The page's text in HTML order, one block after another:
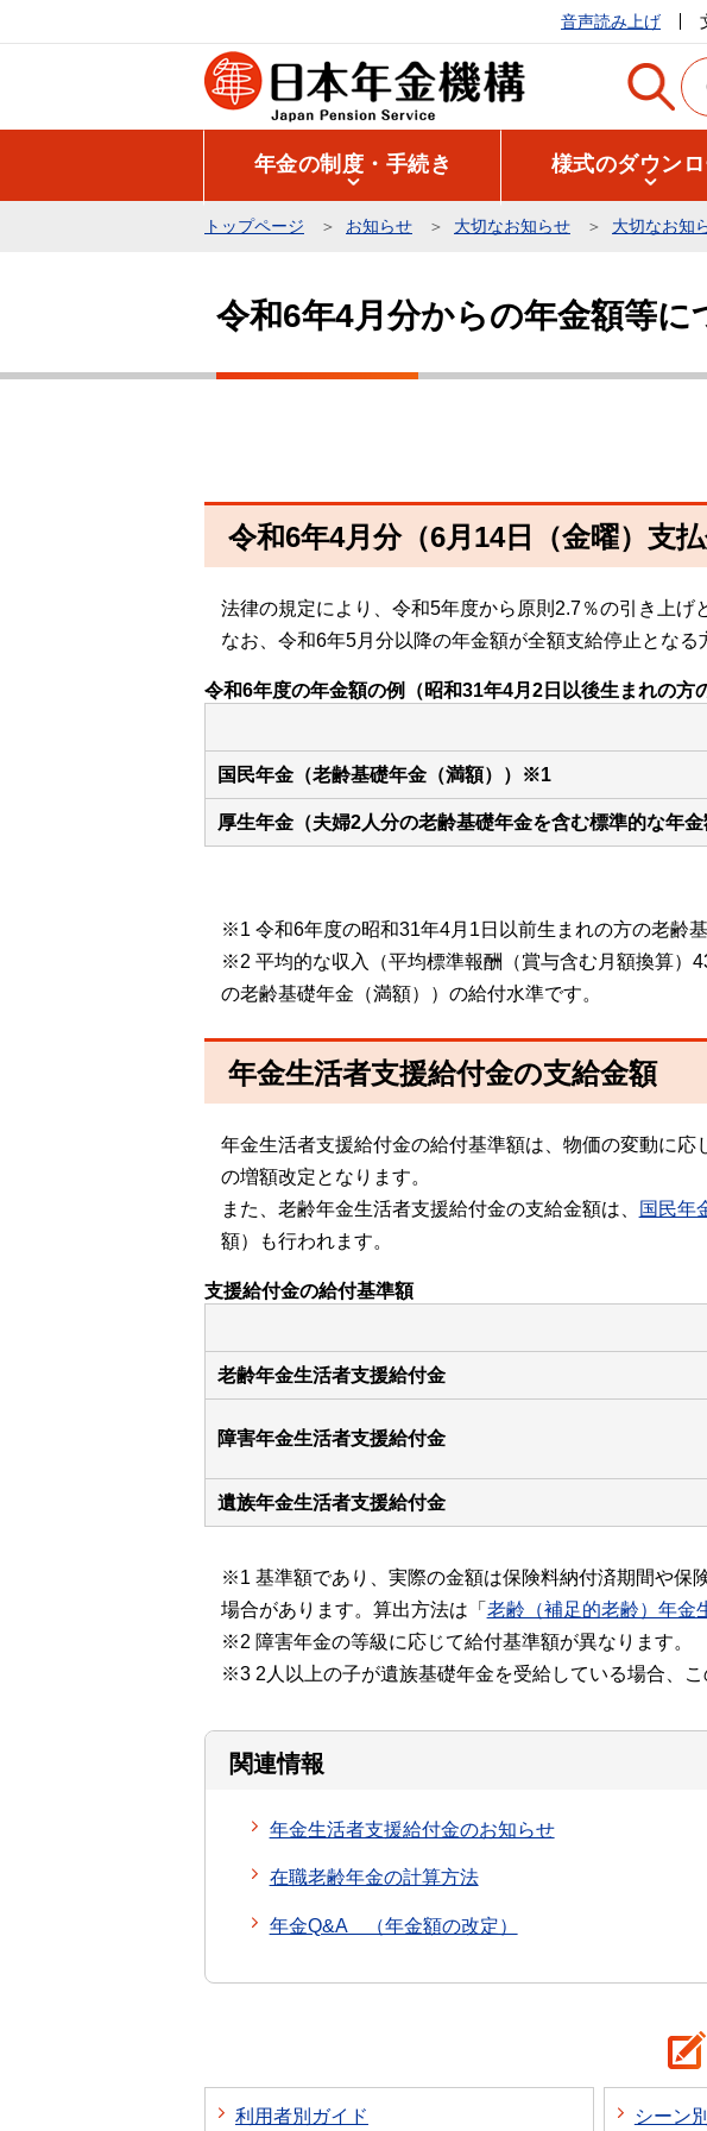
の
音声読み上げ
年金の制度・手続き 様式のダウン
トップページ お知らせ 大切なお知らせ 大切なお知
令和6年4月分からの年金額等に
令和6年4月分（6月14日（金曜）支
法律の規定により、令和5年度から原則2.7％の引き上げ
なお、令和6年5月分以降の年金額が全額支給停止となる
令和6年度の年金額の例（昭和31年4月2日以後生まれの方
国民年金（老齢基礎年金（満額））※1
厚生年金（夫婦2人分の老齢基礎年金を含む標準的な年
※1 令和6年度の昭和31年4月1日以前生まれの方の老齢
※2 平均的な収入（平均標準報酬（賞与含む月額換算）
の老齢基礎年金（満額））の給付水準です。
年金生活者支援給付金の支給金額
年金生活者支援給付金の給付基準額は、物価の変動に
の増額改定となります。
また、老齢年金生活者支援給付金の支給金額は、
国民年
額）も行われます。
支援給付金の給付基準額
老齢年金生活者支援給付金
障害年金生活者支援給付金
遺族年金生活者支援給付金
※1 基準額であり、実際の金額は保険料納付済期間や保
場合があります。算出方法は「 老齢（補足的老齢）年金
※2 障害年金の等級に応じて給付基準額が異なります。
※3 2人以上の子が遺族基礎年金を受給している場合、
関連情報
年金生活者支援給付金のお知らせ
在職老齢年金の計算方法
年金Q&A （年金額の改定）
利用者別ガイド シーン